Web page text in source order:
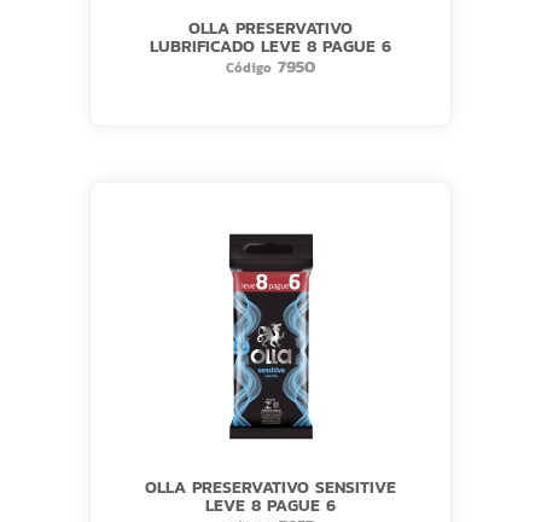
OLLA PRESERVATIVO
LUBRIFICADO LEVE 8 PAGUE 6
Código 7950
OLLA PRESERVATIVO SENSITIVE
LEVE 8 PAGUE 6